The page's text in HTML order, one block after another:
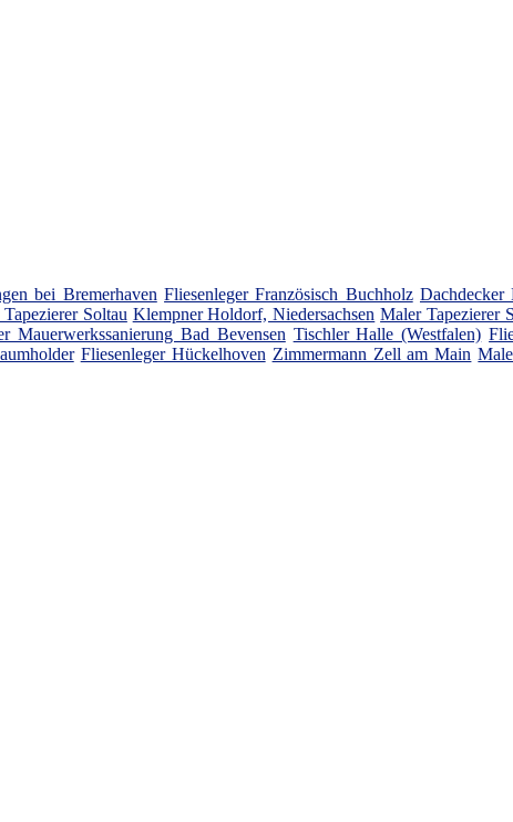
bei Bremerhaven Fliesenleger Französisch Buchholz Dachdecker
Soltau Klempner Holdorf, Niedersachsen Maler Tapezierer
Mauerwerkssanierung Bad Bevensen Tischler Halle (Westfalen)
Fliesenleger Hückelhoven Zimmermann Zell am Main